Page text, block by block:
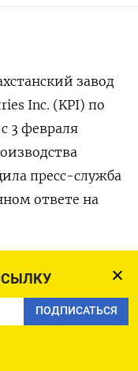
ПОДПИСАТЬСЯ
завод
Inc. (KPI) по
3 февраля
пресс-служба
ответе на
поставок
3 февраля 2026
на